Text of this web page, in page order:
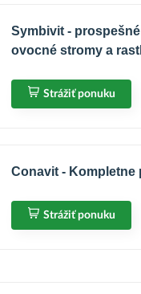
Symbivit -
ovocné stromy a
Strážiť ponuku
Conavit - Kompletne
Strážiť ponuku